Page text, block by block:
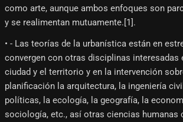
como arte, aunque ambos enfoques son
y se realimentan mutuamente.[1]​.
• - Las teorías de la urbanística están en
convergen con otras disciplinas interesadas
ciudad y el territorio y en la intervención
planificación la arquitectura, la ingeniería
políticas, la ecología, la geografía, la
sociología, etc., así otras ciencias humanas